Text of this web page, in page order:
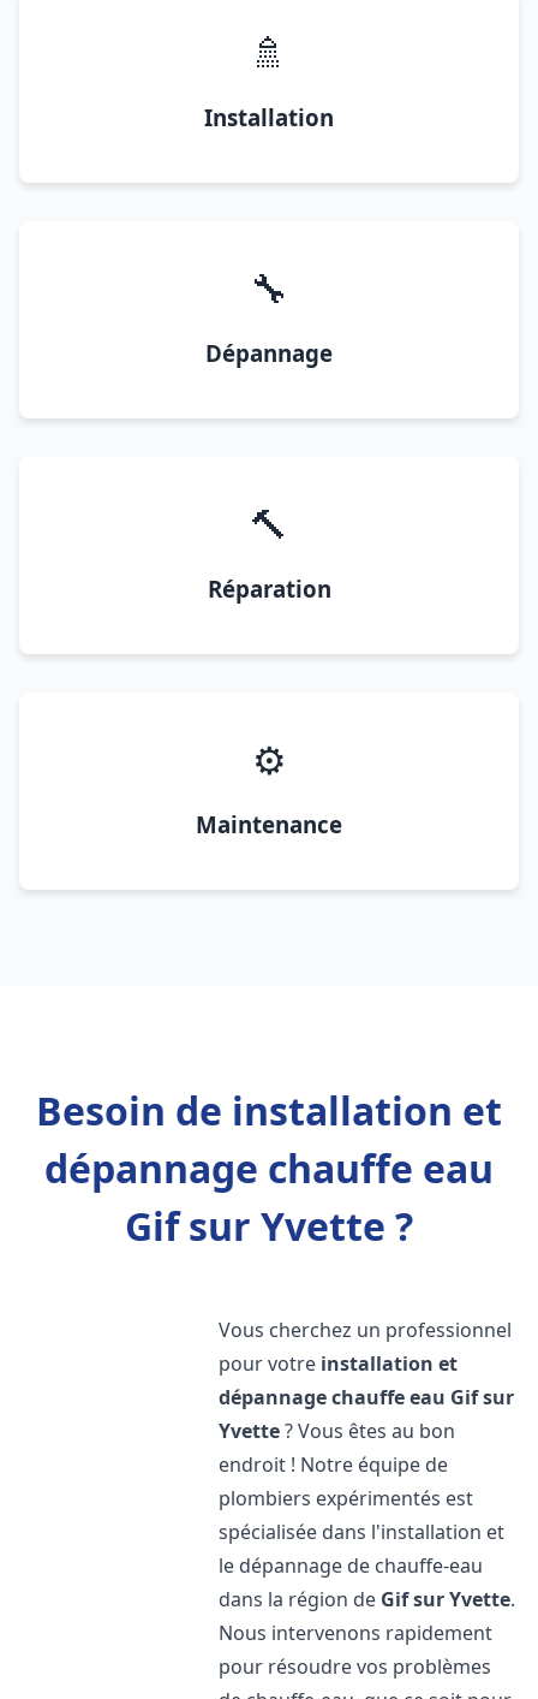
🚿
Installation
🔧
Dépannage
🔨
Réparation
⚙️
Maintenance
Besoin de installation et
dépannage chauffe eau
Gif sur Yvette ?
Vous cherchez un professionnel
pour votre installation et
dépannage chauffe eau Gif sur
Yvette? Vous êtes au bon
endroit ! Notre équipe de
plombiers expérimentés est
spécialisée dans l'installation et
le dépannage de chauffe-eau
dans la région de Gif sur Yvette.
Nous intervenons rapidement
pour résoudre vos problèmes